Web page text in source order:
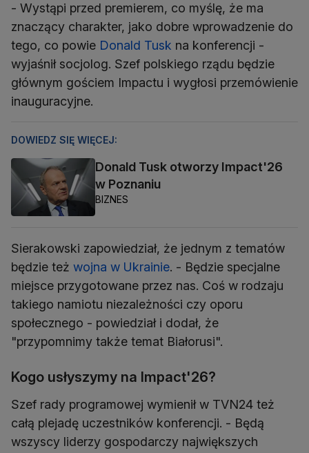
- Wystąpi przed premierem, co myślę, że ma
znaczący charakter, jako dobre wprowadzenie do
tego, co powie Donald Tusk na konferencji -
wyjaśnił socjolog. Szef polskiego rządu będzie
głównym gościem Impactu i wygłosi przemówienie
inauguracyjne.
DOWIEDZ SIĘ WIĘCEJ:
Donald Tusk otworzy Impact'26
w Poznaniu
BIZNES
Sierakowski zapowiedział, że jednym z tematów
będzie też wojna w Ukrainie. - Będzie specjalne
miejsce przygotowane przez nas. Coś w rodzaju
takiego namiotu niezależności czy oporu
społecznego - powiedział i dodał, że
"przypomnimy także temat Białorusi".
Kogo usłyszymy na Impact'26?
Szef rady programowej wymienił w TVN24 też
całą plejadę uczestników konferencji. - Będą
wszyscy liderzy gospodarczy największych